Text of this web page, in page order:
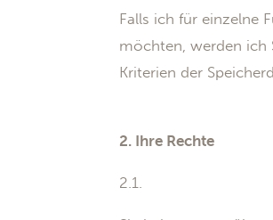
Falls ich für einzelne
möchten, werden ich
Kriterien der
2. Ihre Rechte
2.1.